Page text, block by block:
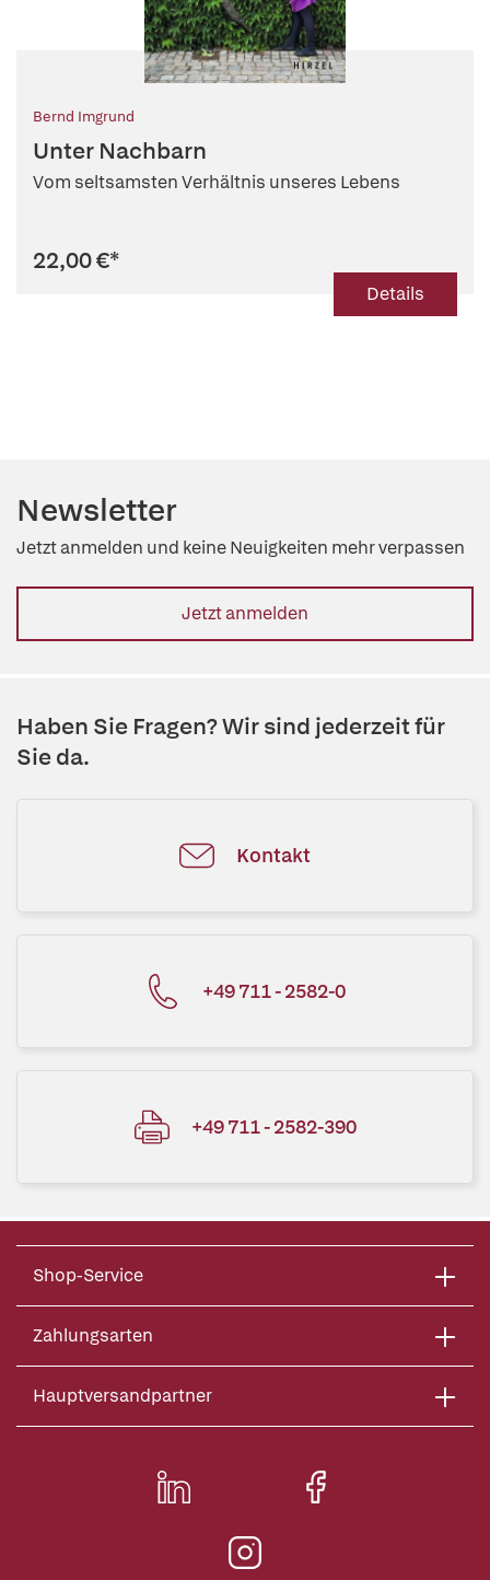
Bernd Imgrund
Unter Nachbarn
Vom seltsamsten Verhältnis unseres Lebens
22,00 €*
Details
Newsletter
Jetzt anmelden und keine Neuigkeiten mehr verpassen
Jetzt anmelden
Haben Sie Fragen? Wir sind jederzeit für
Sie da.
Kontakt
+49 711 - 2582-0
+49 711 - 2582-390
Shop-Service
Zahlungsarten
Hauptversandpartner